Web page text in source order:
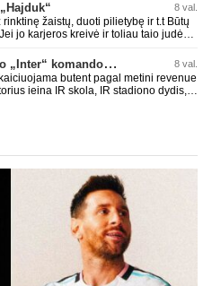
8 val.
žaistų, duoti pilietybę ir t.t Būtų
jo karjeros kreivė ir toliau taio judės,
L. Messi gerokai pakėlė Majamio „Inter“ komandos vertę 8 val.
butent pagal metini revenue
ieina IR skola, IR stadiono dydis,
to, tie 200 pamineti cia yra visiskai
apie klubo vertes kelima, arba